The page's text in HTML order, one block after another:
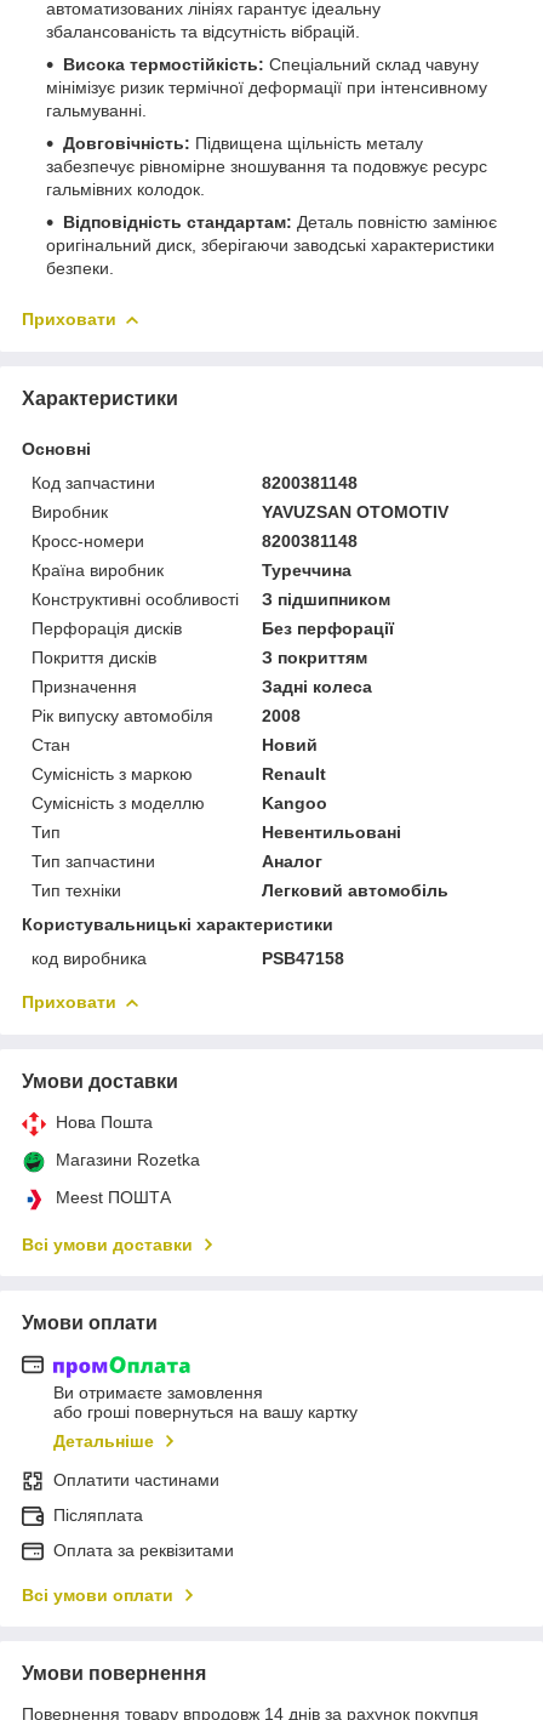
автоматизованих лініях гарантує ідеальну
збалансованість та відсутність вібрацій.
Висока термостійкість: Спеціальний склад чавуну
мінімізує ризик термічної деформації при інтенсивному
гальмуванні.
Довговічність: Підвищена щільність металу
забезпечує рівномірне зношування та подовжує ресурс
гальмівних колодок.
Відповідність стандартам: Деталь повністю замінює
оригінальний диск, зберігаючи заводські характеристики
безпеки.
Приховати
Характеристики
Основні
Код запчастини
8200381148
Виробник
YAVUZSAN OTOMOTIV
Кросс-номери
8200381148
Країна виробник
Туреччина
Конструктивні особливості
З підшипником
Перфорація дисків
Без перфорації
Покриття дисків
З покриттям
Призначення
Задні колеса
Рік випуску автомобіля
2008
Стан
Новий
Сумісність з маркою
Renault
Сумісність з моделлю
Kangoo
Тип
Невентильовані
Тип запчастини
Аналог
Тип техніки
Легковий автомобіль
Користувальницькі характеристики
код виробника
PSB47158
Приховати
Умови доставки
Нова Пошта
Магазини Rozetka
Meest ПОШТА
Всі умови доставки
Умови оплати
Ви отримаєте замовлення
або гроші повернуться на вашу картку
Детальніше
Оплатити частинами
Післяплата
Оплата за реквізитами
Всі умови оплати
Умови повернення
Повернення товару впродовж 14 днів за рахунок покупця